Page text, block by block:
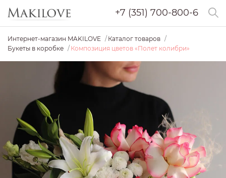
+7 (351) 700-800-6
Интернет-магазин MAKILOVE
Каталог товаров
Букеты в коробке
Композиция цветов «Полет колибри»